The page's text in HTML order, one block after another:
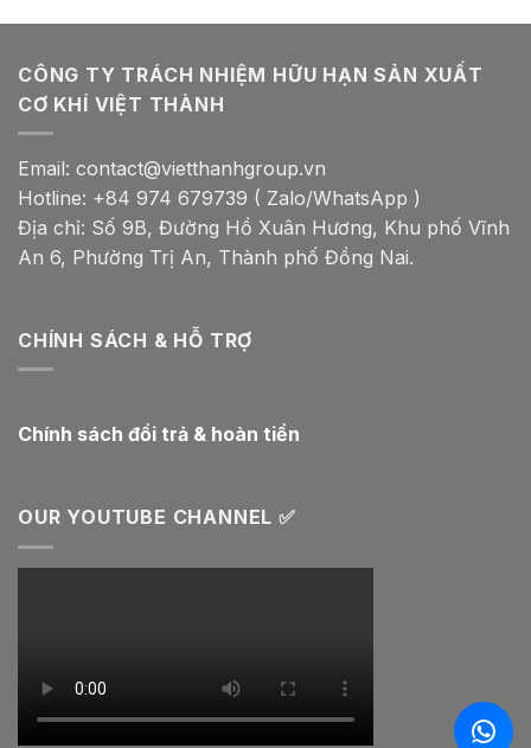
CÔNG TY TRÁCH NHIỆM HỮU HẠN SẢN XUẤT
CƠ KHÍ VIỆT THÀNH
Email: contact@vietthanhgroup.vn
Hotline: +84 974 679739 ( Zalo/WhatsApp )
Địa chỉ: Số 9B, Đường Hồ Xuân Hương, Khu phố Vĩnh
An 6, Phường Trị An, Thành phố Đồng Nai.
CHÍNH SÁCH & HỖ TRỢ
Chính sách đổi trả & hoàn tiền
OUR YOUTUBE CHANNEL ✅